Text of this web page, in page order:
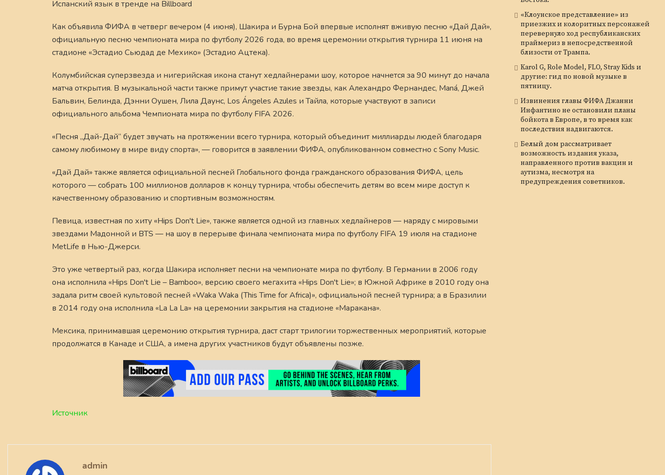
Испанский язык в тренде на Billboard
Как объявила ФИФА в четверг вечером (4 июня), Шакира и Бурна Бой впервые исполнят вживую песню «Дай Дай»,
официальную песню чемпионата мира по футболу 2026 года, во время церемонии открытия турнира 11 июня на
стадионе «Эстадио Сьюдад де Мехико» (Эстадио Ацтека).
Колумбийская суперзвезда и нигерийская икона станут хедлайнерами шоу, которое начнется за 90 минут до начала
матча открытия. В музыкальной части также примут участие такие звезды, как Алехандро Фернандес, Maná, Джей
Бальвин, Белинда, Дэнни Оушен, Лила Даунс, Los Ángeles Azules и Тайла, которые участвуют в записи
официального альбома Чемпионата мира по футболу FIFA 2026.
«Песня „Дай-Дай“ будет звучать на протяжении всего турнира, который объединит миллиарды людей благодаря
самому любимому в мире виду спорта», — говорится в заявлении ФИФА, опубликованном совместно с Sony Music.
«Дай Дай» также является официальной песней Глобального фонда гражданского образования ФИФА, цель
которого — собрать 100 миллионов долларов к концу турнира, чтобы обеспечить детям во всем мире доступ к
качественному образованию и спортивным возможностям.
Певица, известная по хиту «Hips Don't Lie», также является одной из главных хедлайнеров — наряду с мировыми
звездами Мадонной и BTS — на шоу в перерыве финала чемпионата мира по футболу FIFA 19 июля на стадионе
MetLife в Нью-Джерси.
Это уже четвертый раз, когда Шакира исполняет песни на чемпионате мира по футболу. В Германии в 2006 году
она исполнила «Hips Don't Lie – Bamboo», версию своего мегахита «Hips Don't Lie»; в Южной Африке в 2010 году она
задала ритм своей культовой песней «Waka Waka (This Time for Africa)», официальной песней турнира; а в Бразилии
в 2014 году она исполнила «La La La» на церемонии закрытия на стадионе «Маракана».
Мексика, принимавшая церемонию открытия турнира, даст старт трилогии торжественных мероприятий, которые
продолжатся в Канаде и США, а имена других участников будут объявлены позже.
Источник
admin
«Клоунское представление» из
приезжих и колоритных персонажей
перевернуло ход республиканских
праймериз в непосредственной
близости от Трампа.
Karol G, Role Model, FLO, Stray Kids и
другие: гид по новой музыке в
пятницу.
Извинения главы ФИФА Джанни
Инфантино не остановили планы
бойкота в Европе, в то время как
последствия надвигаются.
Белый дом рассматривает
возможность издания указа,
направленного против вакцин и
аутизма, несмотря на
предупреждения советников.